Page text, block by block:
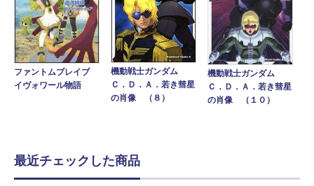
ファントムブレイブ
イヴォワール物語
機動戦士ガンダム
Ｃ．Ｄ．Ａ．若き彗星
の肖像 （８）
機動戦士ガンダム
Ｃ．Ｄ．Ａ．若き彗星
の肖像 （１０）
最近チェックした商品